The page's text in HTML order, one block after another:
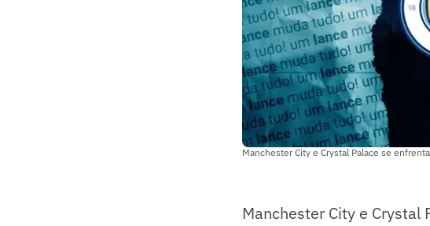
Manchester City e Crystal Palace se
Manchester City e